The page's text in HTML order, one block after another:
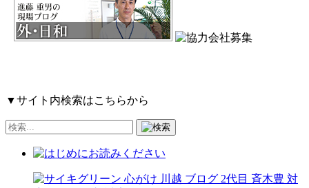
▼サイト内検索はこちらから